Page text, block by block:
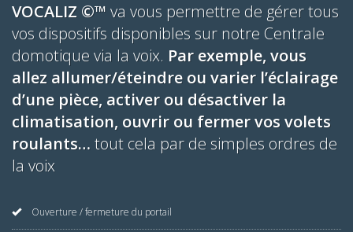
VOCALIZ ©™ va vous permettre de gérer tous
vos dispositifs disponibles sur notre Centrale
domotique via la voix. Par exemple, vous
allez allumer/éteindre ou varier l’éclairage
d’une pièce, activer ou désactiver la
climatisation, ouvrir ou fermer vos volets
roulants… tout cela par de simples ordres de
la voix
Ouverture / fermeture du portail